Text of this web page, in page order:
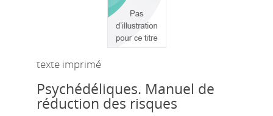
texte imprimé
Psychédéliques. Manuel de
réduction des risques